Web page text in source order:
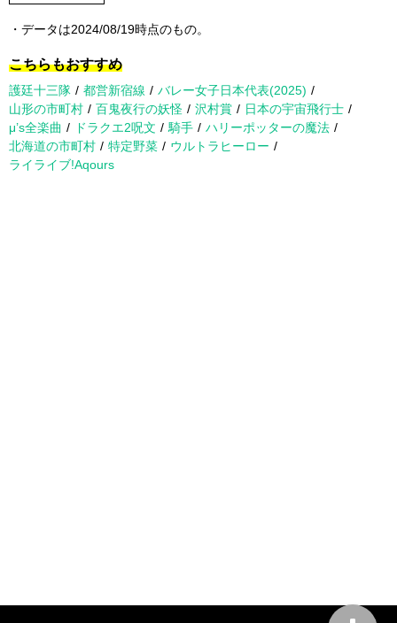
・データは2024/08/19時点のもの。
こちらもおすすめ
護廷十三隊 都営新宿線
バレー女子日本代表(2025)
山形の市町村
百鬼夜行の妖怪 沢村賞
日本の宇宙飛行士
μ’s全楽曲
ドラクエ2呪文 騎手
ハリーポッターの魔法
北海道の市町村
特定野菜
ウルトラヒーロー
ライライブ!Aqours